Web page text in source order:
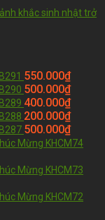
khắc sinh nhật trở
550.000₫
500.000₫
400.000₫
200.000₫
500.000₫
Mừng KHCM74
Mừng KHCM73
Mừng KHCM72